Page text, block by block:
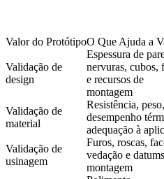
Valor do ProtótipoO Que Ajuda a
Validação de
design
Espessura de
nervuras, cubos,
e recursos de
montagem
Validação de
material
Resistência, peso,
desempenho
adequação à
Validação de
usinagem
Furos, roscas,
vedação e
montagem